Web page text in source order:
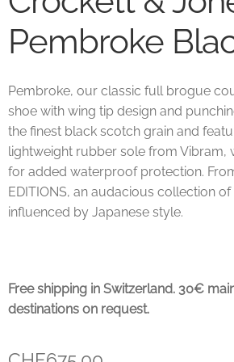
Unsere marken
Pembroke
Pembroke, our classic full brogue
shoe with wing tip design and
the finest black scotch grain and
lightweight rubber sole from Vibram,
for added waterproof protection.
EDITIONS, an audacious collection
influenced by Japanese style.
Free shipping in Switzerland. 30€
destinations on request.